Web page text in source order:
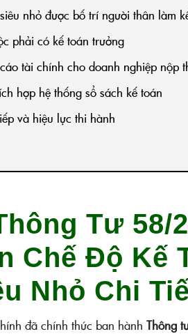
nhỏ được bố trí người thân làm
phải có kế toán trưởng
tài chính cho doanh nghiệp nộp
hợp hệ thống sổ sách kế toán
và hiệu lực thi hành
Tư 58/
Chế Độ Kế
Nhỏ Chi
đã chính thức ban hành Thông